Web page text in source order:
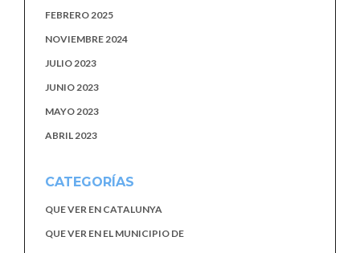
FEBRERO 2025
NOVIEMBRE 2024
JULIO 2023
JUNIO 2023
MAYO 2023
ABRIL 2023
CATEGORÍAS
QUE VER EN CATALUNYA
QUE VER EN EL MUNICIPIO DE